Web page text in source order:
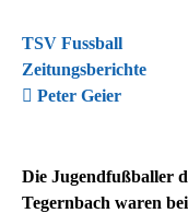
TSV Fussball
Zeitungsberichte
Peter Geier
Die Jugendfußballer
Tegernbach waren